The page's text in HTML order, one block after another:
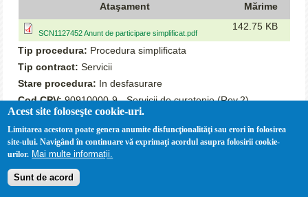
Ataşament
Mărime
SCN1127452 Anunt de participare simplificat.pdf
142.75 KB
Tip procedura: Procedura simplificata
Tip contract:Servicii
Stare procedura: In desfasurare
Cod CPV:90910000-9 - Servicii de curatenie (Rev.2)
Valoarea estimată:289 750.00
Acest site foloseşte cookie-uri.
Limitarea acestora poate genera anumite disfuncţionalităţi sau erori în folosirea
site-ului. Navigând în continuare vă exprimaţi acordul asupra folosirii cookie-
urilor. Mai multe informații.
Sunt de acord